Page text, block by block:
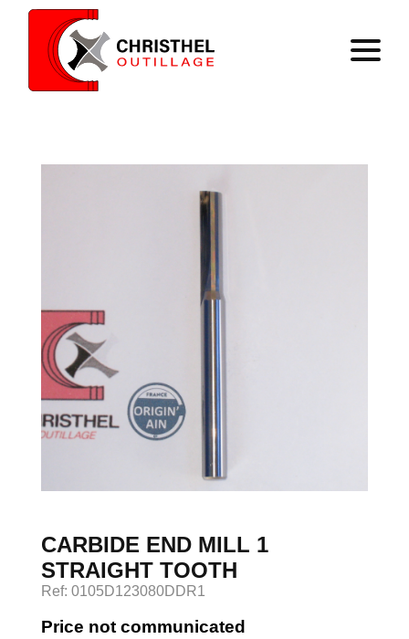
Catalog
Contact
Register
Log in
CARBIDE END MILL 1
STRAIGHT TOOTH
Ref: 0105D123080DDR1
Price not communicated